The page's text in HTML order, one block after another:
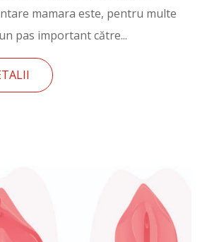
mamara este, pentru multe
pas important către...